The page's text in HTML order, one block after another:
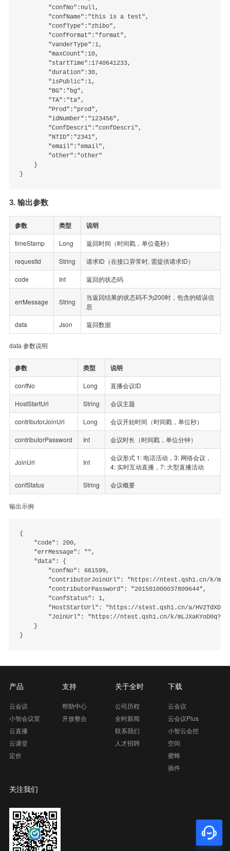
        "confNo":null,
        "confName":"this is a test",
        "confType":"zhibo",
        "confFormat":"format",
        "vanderType":1,
        "maxCount":10,
        "startTime":1740641233,
        "duration":30,
        "isPublic":1,
        "BG":"bg",
        "TA":"ta",
        "Prod":"prod",
        "idNumber":"123456",
        "ConfDescri":"confDescri",
        "NTID":"2341",
        "email":"email",
        "other":"other"
    }
3. 输出参数
参数 类型 说明
timeStamp Long 返回时间（时间戳，单位毫秒）
requestId String 请求ID（在接口异常时, 需提供请求ID）
code Int 返回的状态码
errMessage String
当返回结果的状态码不为200时，包含的错误信
息
data Json 返回数据
data 参数说明
参数 类型 说明
confNo Long 直播会议ID
HostStartUrl String 会议主题
contributorJoinUrl Long 会议开始时间（时间戳，单位秒）
contributorPassword Int 会议时长（时间戳，单位分钟）
JoinUrl Int
会议形式 1: 电话活动，3: 网络会议，
4: 实时互动直播，7: 大型直播活动
confStatus String 会议概要
输出示例
{
    "code": 200,
    "errMessage": "",
    "data": {
        "confNo": 661599,
"contributorJoinUrl": "https://ntest.qsh1.cn/k/
        "contributorPassword": "201501000037809644",
        "confStatus": 1,
"HostStartUrl": "https://stest.qsh1.cn/a/
"JoinUrl": "https://ntest.qsh1.cn/k/
    }
产品
云会议
小智会议室
云直播
云课堂
定价
支持
帮助中心
开放整合
关于全时
公司历程
全时新闻
联系我们
人才招聘
下载
云会议
云会议Plus
小智云会控
空间
蜜蜂
插件
关注我们